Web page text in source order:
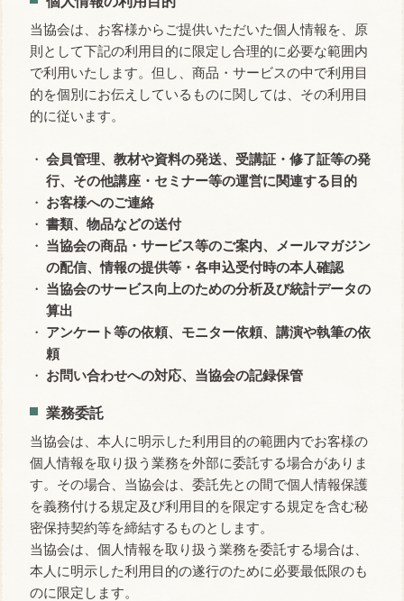
当協会は、お客様からご提供いただいた個人情報を、原
則として下記の利用目的に限定し合理的に必要な範囲内
で利用いたします。但し、商品・サービスの中で利用目
的を個別にお伝えしているものに関しては、その利用目
的に従います。
会員管理、教材や資料の発送、受講証・修了証等の発
行、その他講座・セミナー等の運営に関連する目的
お客様へのご連絡
書類、物品などの送付
当協会の商品・サービス等のご案内、メールマガジン
の配信、情報の提供等・各申込受付時の本人確認
当協会のサービス向上のための分析及び統計データの
算出
アンケート等の依頼、モニター依頼、講演や執筆の依
頼
お問い合わせへの対応、当協会の記録保管
業務委託
当協会は、本人に明示した利用目的の範囲内でお客様の
個人情報を取り扱う業務を外部に委託する場合がありま
す。その場合、当協会は、委託先との間で個人情報保護
を義務付ける規定及び利用目的を限定する規定を含む秘
密保持契約等を締結するものとします。
当協会は、個人情報を取り扱う業務を委託する場合は、
本人に明示した利用目的の遂行のために必要最低限のも
のに限定します。